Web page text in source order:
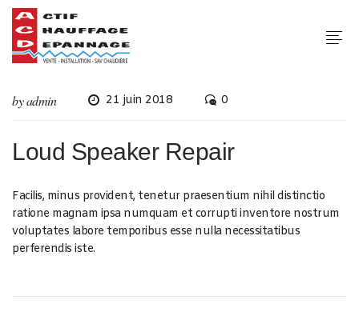
byadmin 21 juin 2018 0
Loud Speaker Repair
Facilis, minus provident, tenetur praesentium nihil distinctio
ratione magnam ipsa numquam et corrupti inventore nostrum
voluptates labore temporibus esse nulla necessitatibus
perferendis iste.